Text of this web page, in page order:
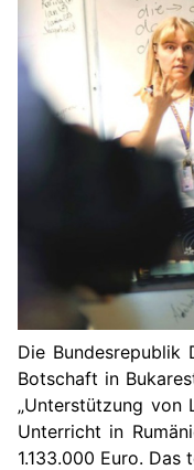
Die Bundesrepublik
Botschaft in
„Unterstützung von
Unterricht in
1.133.000 Euro.